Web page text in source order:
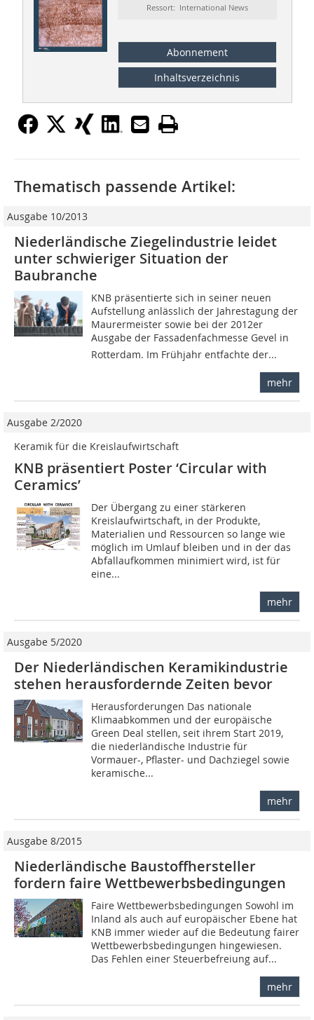
Ressort: International News
Abonnement
Inhaltsverzeichnis
Thematisch passende Artikel:
Ausgabe 10/2013
Niederländische Ziegelindustrie leidet
unter schwieriger Situation der
Baubranche
KNB präsentierte sich in seiner neuen
Aufstellung anlässlich der Jahrestagung der
Maurermeister sowie bei der 2012er
Ausgabe der Fassadenfachmesse Gevel in
Rotterdam. Im Frühjahr entfachte der...
mehr
Ausgabe 2/2020
Keramik für die Kreislaufwirtschaft
KNB präsentiert Poster ‘Circular with
Ceramics’
Der Übergang zu einer stärkeren
Kreislaufwirtschaft, in der Produkte,
Materialien und Ressourcen so lange wie
möglich im Umlauf bleiben und in der das
Abfallaufkommen minimiert wird, ist für
eine...
mehr
Ausgabe 5/2020
Der Niederländischen Keramikindustrie
stehen herausfordernde Zeiten bevor
Herausforderungen Das nationale
Klimaabkommen und der europäische
Green Deal stellen, seit ihrem Start 2019,
die niederländische Industrie für
Vormauer-, Pflaster- und Dachziegel sowie
keramische...
mehr
Ausgabe 8/2015
Niederländische Baustoffhersteller
fordern faire ­Wettbewerbsbedingungen
Faire Wettbewerbsbedingungen Sowohl im
Inland als auch auf europäischer Ebene hat
KNB immer wieder auf die Bedeutung fairer
Wettbewerbsbedingungen hingewiesen.
Das Fehlen einer Steuerbefreiung auf...
mehr